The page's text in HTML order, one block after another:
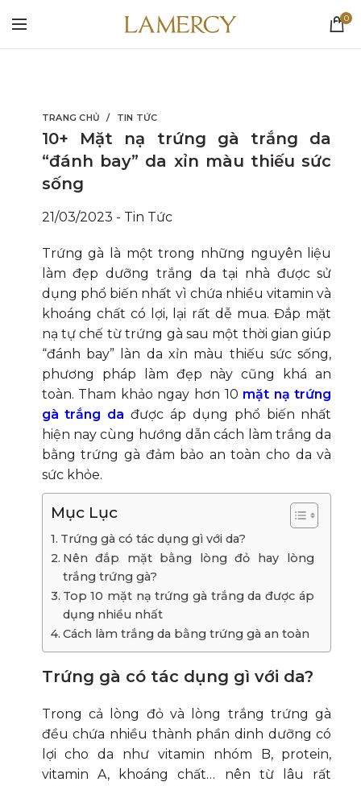
0
TRANG CHỦ TIN TỨC
10+ Mặt nạ trứng gà trắng da
“đánh bay” da xỉn màu thiếu sức
sống
21/03/2023 - Tin Tức
Trứng gà là một trong những nguyên liệu
làm đẹp dưỡng trắng da tại nhà được sử
dụng phổ biến nhất vì chứa nhiều vitamin và
khoáng chất có lợi, lại rất dễ mua. Đắp mặt
nạ tự chế từ trứng gà sau một thời gian giúp
“đánh bay” làn da xỉn màu thiếu sức sống,
phương pháp làm đẹp này cũng khá an
toàn. Tham khảo ngay hơn 10 mặt nạ trứng
gà trắng da được áp dụng phổ biến nhất
hiện nay cùng hướng dẫn cách làm trắng da
bằng trứng gà đảm bảo an toàn cho da và
sức khỏe.
Mục Lục
Trứng gà có tác dụng gì với da?
Nên đắp mặt bằng lòng đỏ hay lòng
trắng trứng gà?
Top 10 mặt nạ trứng gà trắng da được áp
dụng nhiều nhất
Cách làm trắng da bằng trứng gà an toàn
Trứng gà có tác dụng gì với da?
Trong cả lòng đỏ và lòng trắng trứng gà
đều chứa nhiều thành phần dinh dưỡng có
lợi cho da như vitamin nhóm B, protein,
vitamin A, khoáng chất… nên từ lâu rất